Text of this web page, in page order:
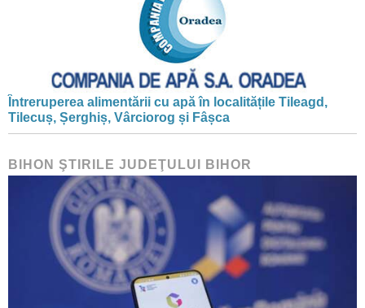
Întreruperea alimentării cu apă în localitățile Tileagd,
Tilecuș, Șerghiș, Vârciorog și Fâșca
BIHON ŞTIRILE JUDEŢULUI BIHOR